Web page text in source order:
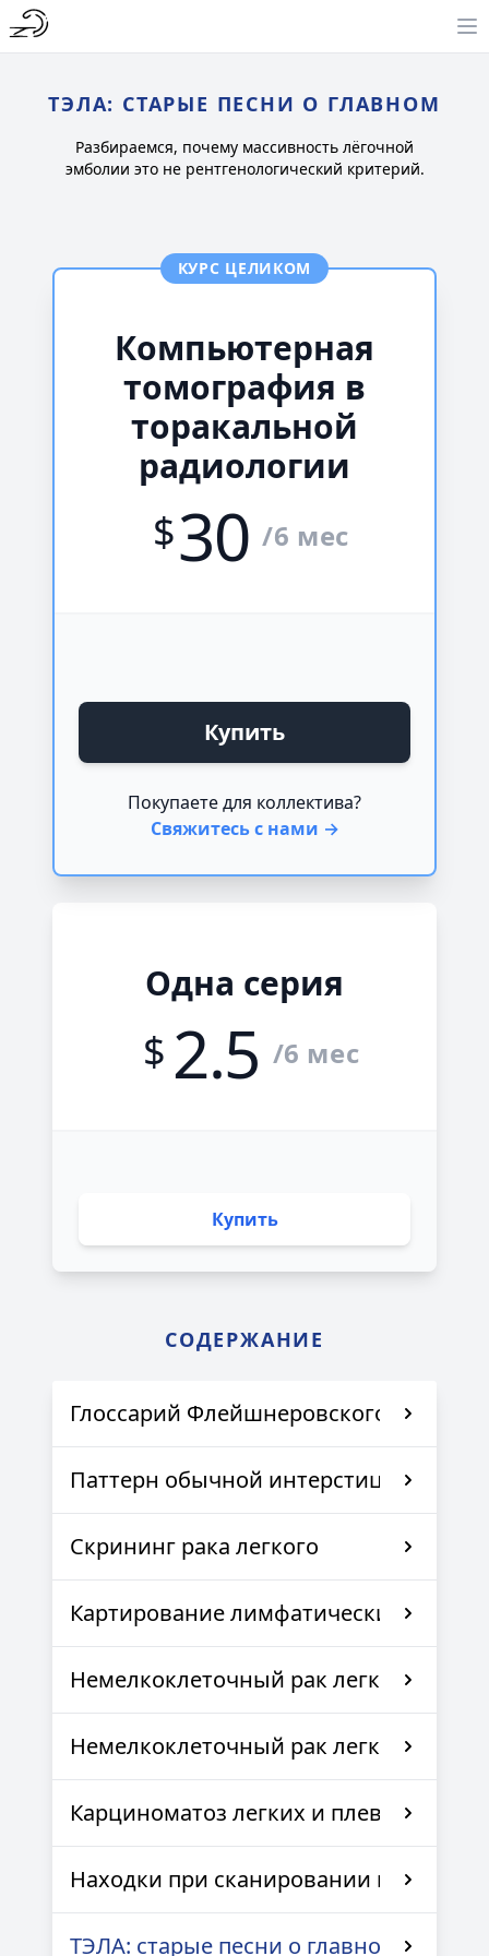
ТЭЛА: СТАРЫЕ ПЕСНИ О ГЛАВНОМ
Разбираемся, почему массивность лёгочной
эмболии это не рентгенологический критерий.
КУРС ЦЕЛИКОМ
Компьютерная
томография в
торакальной
радиологии
$30 /6 мес
Купить
Покупаете для коллектива?
Свяжитесь с нами →
Одна серия
$ 2.5 /6 мес
Купить
СОДЕРЖАНИЕ
Глоссарий Флейшнеровского
Паттерн обычной
Скрининг рака легкого
Картирование лимфатических узлов
Немелкоклеточный рак легкого
Немелкоклеточный рак легкого
Карциноматоз легких и плевры
Находки при сканировании грудной
ТЭЛА: старые песни о главном